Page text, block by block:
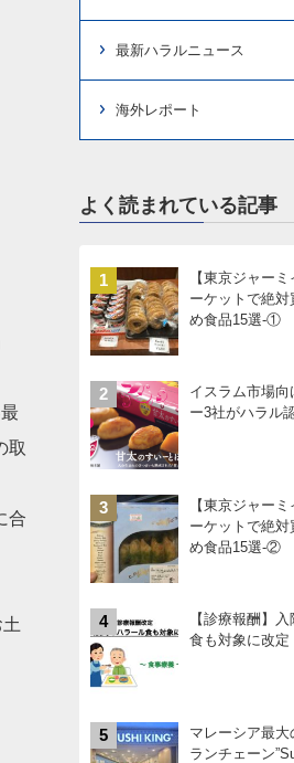
取
合
最新ハラルニュース
海外レポート
よく読まれている記事
1
【東京ジャー
ーケットで絶
め食品15選-①
2
イスラム市場向
ー3社がハラル
3
【東京ジャー
ーケットで絶
め食品15選-②
4
【診療報酬】
食も対象に改定
5
マレーシア最大
ランチェーン